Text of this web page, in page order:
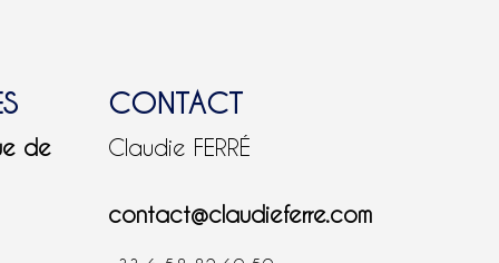
de
CONTACT
Claudie FERRÉ
contact@claudieferre.com